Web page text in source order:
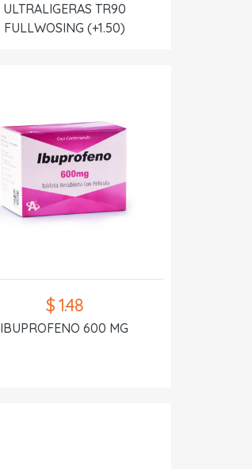
ULTRALIGERAS TR90
FULLWOSING (+1.50)
$ 1.48
IBUPROFENO 600 MG